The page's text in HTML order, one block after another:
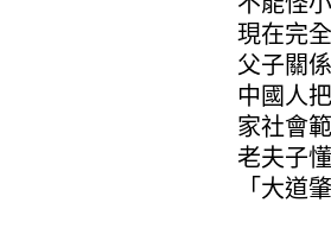
現在完
父子關
中國人
家社會
老夫子
「大道